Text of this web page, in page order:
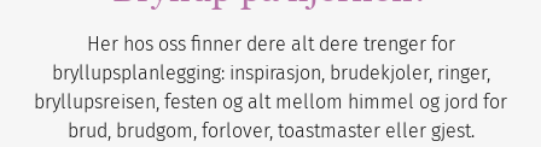
Her hos oss finner dere alt dere trenger for
bryllupsplanlegging: inspirasjon, brudekjoler, ringer,
bryllupsreisen, festen og alt mellom himmel og jord for
brud, brudgom, forlover, toastmaster eller gjest.